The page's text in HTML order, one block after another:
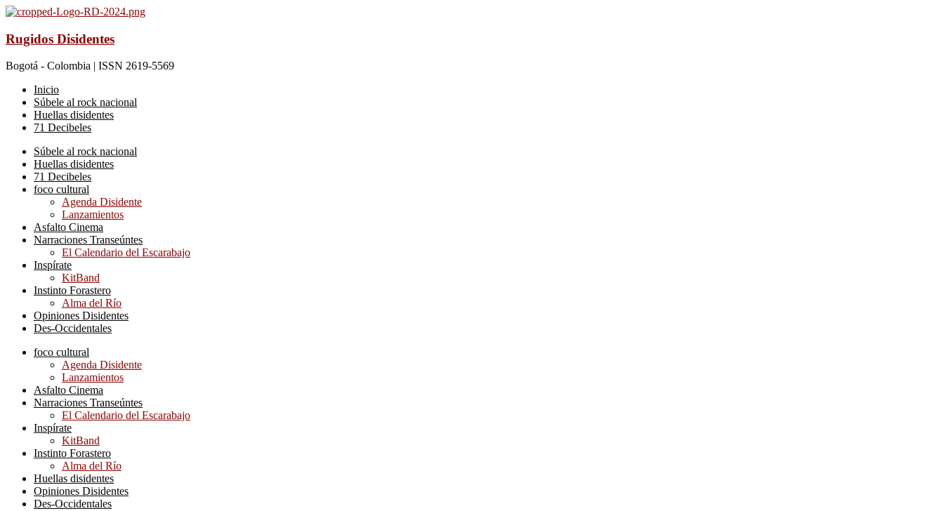
Rugidos Disidentes
Bogotá - Colombia | ISSN 2619-5569
Inicio
Súbele al rock nacional
Huellas disidentes
71 Decibeles
Súbele al rock nacional
Huellas disidentes
71 Decibeles
foco cultural
Agenda Disidente
Lanzamientos
Asfalto Cinema
Narraciones Transeúntes
El Calendario del Escarabajo
Inspírate
KitBand
Instinto Forastero
Alma del Río
Opiniones Disidentes
Des-Occidentales
foco cultural
Agenda Disidente
Lanzamientos
Asfalto Cinema
Narraciones Transeúntes
El Calendario del Escarabajo
Inspírate
KitBand
Instinto Forastero
Alma del Río
Huellas disidentes
Opiniones Disidentes
Des-Occidentales